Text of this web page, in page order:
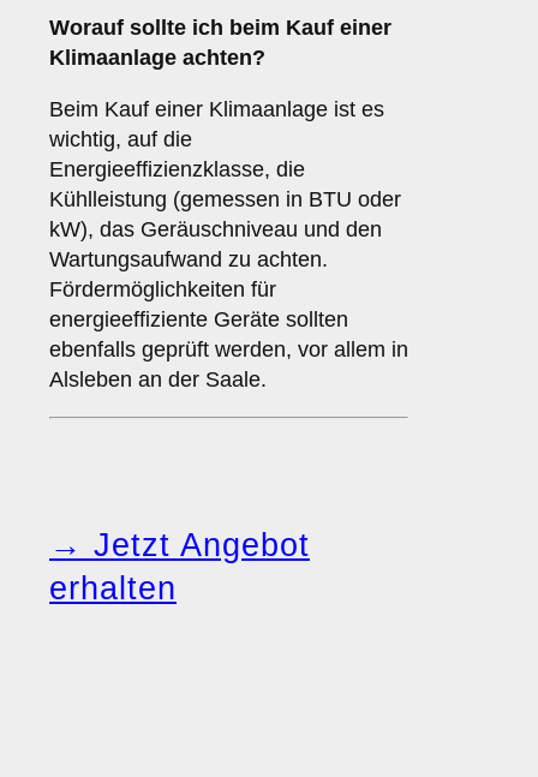
Worauf sollte ich beim Kauf einer
Klimaanlage achten?
Beim Kauf einer Klimaanlage ist es
wichtig, auf die
Energieeffizienzklasse, die
Kühlleistung (gemessen in BTU oder
kW), das Geräuschniveau und den
Wartungsaufwand zu achten.
Fördermöglichkeiten für
energieeffiziente Geräte sollten
ebenfalls geprüft werden, vor allem in
Alsleben an der Saale.
→ Jetzt Angebot
erhalten